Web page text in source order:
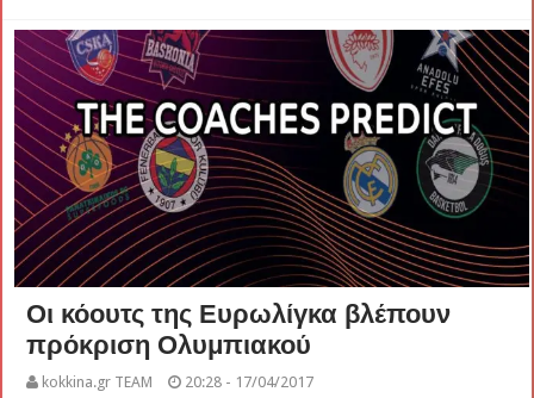
Οι κόουτς της Ευρωλίγκα βλέπουν
πρόκριση Ολυμπιακού
kokkina.gr TEAM 20:28 - 17/04/2017